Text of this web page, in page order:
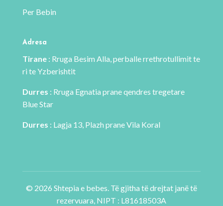
Per Bebin
Adresa
Tirane : Rruga Besim Alla, perballe rrethrotullimit te
ri te Yzberishtit
Durres : Rruga Egnatia prane qendres tregetare
Blue Star
Durres : Lagja 13, Plazh prane Vila Koral
© 2026 Shtepia e bebes. Të gjitha të drejtat janë të
rezervuara, NIPT : L81618503A